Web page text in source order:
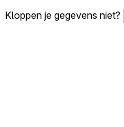
Kloppen je gegevens niet?